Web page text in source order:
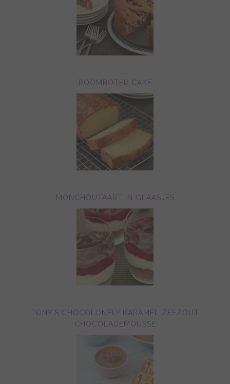
ROOMBOTER CAKE
MONCHOUTAART IN GLAASJES
TONY’S CHOCOLONELY KARAMEL ZEEZOUT
CHOCOLADEMOUSSE